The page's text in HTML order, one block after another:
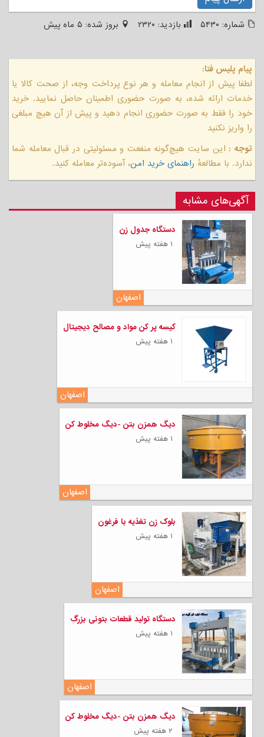
شماره: ۵۴۳۰ بازدید: ۲۳۲۰ بروز شده: ۵ ماه پیش
پیام پلیس فتا:
لطفا پیش از انجام معامله و هر نوع پرداخت وجه، از صحت کالا یا
خدمات ارائه شده، به صورت حضوری اطمینان حاصل نمایید. خرید
خود را فقط به صورت حضوری انجام دهید و پیش از آن هیچ مبلغی
را واریز نکنید
توجه : این سایت هیچ‌گونه منفعت و مسئولیتی در قبال معامله شما
ندارد. با مطالعهٔ راهنمای خرید امن، آسوده‌تر معامله کنید.
آگهی‌های مشابه
دستگاه جدول زن
۱ هفته پیش
اصفهان
کیسه پر کن مواد و مصالح دیجیتال
۱ هفته پیش
اصفهان
دیگ همزن بتن -دیگ مخلوط کن
۱ هفته پیش
اصفهان
بلوک زن تغذیه با فرغون
۱ هفته پیش
اصفهان
دستگاه تولید قطعات بتونی بزرگ
۱ هفته پیش
اصفهان
دیگ همزن بتن -دیگ مخلوط کن
۲ هفته پیش